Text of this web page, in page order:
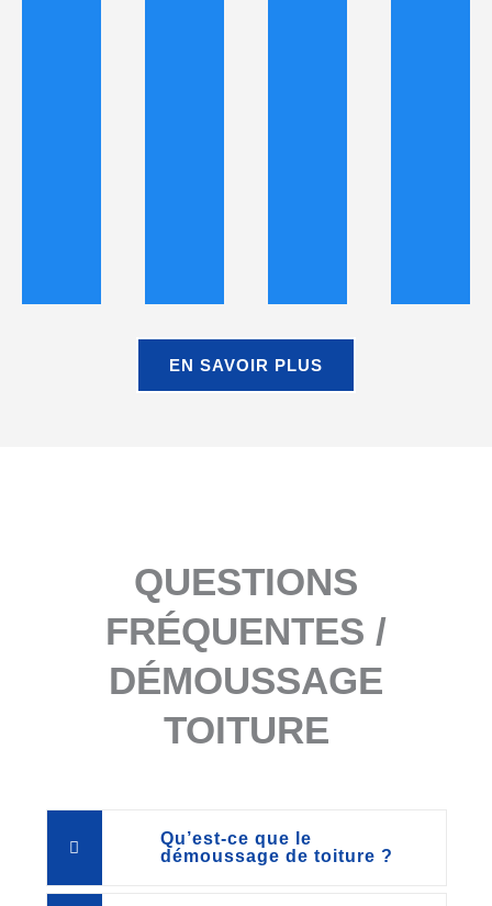
EN SAVOIR PLUS
QUESTIONS
FRÉQUENTES /
DÉMOUSSAGE
TOITURE
Qu’est-ce que le
démoussage de toiture ?